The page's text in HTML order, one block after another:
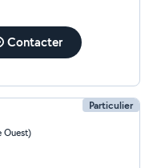
Contacter
Particulier
Ouest)